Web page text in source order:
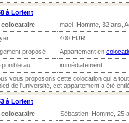
à Lorient
colocataire
mael, Homme, 32 ans,
400 EUR
proposé
Appartement en
au
immédiatement
vous proposons cette colocation qui a
de l'université, cet appartement a été
à Lorient
colocataire
Sébastien, Homme, 25